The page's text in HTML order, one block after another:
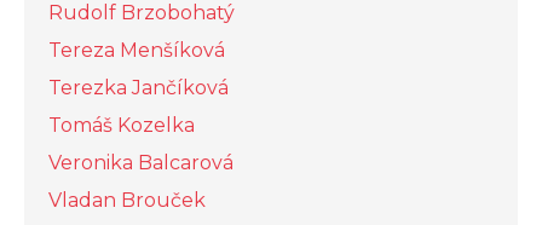
Rudolf Brzobohatý
Tereza Menšíková
Terezka Jančíková
Tomáš Kozelka
Veronika Balcarová
Vladan Brouček